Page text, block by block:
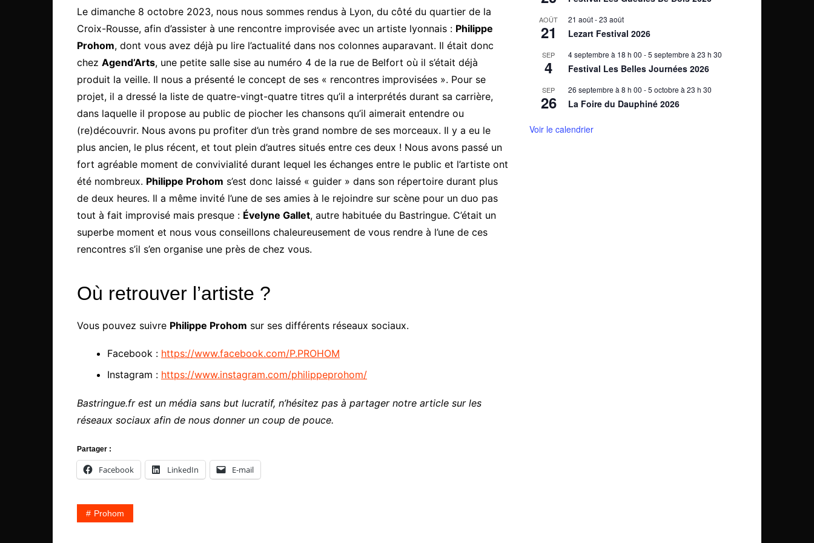
Le dimanche 8 octobre 2023, nous nous sommes rendus à Lyon, du côté du quartier de la
Croix-Rousse, afin d’assister à une rencontre improvisée avec un artiste lyonnais : Philippe
Prohom, dont vous avez déjà pu lire l’actualité dans nos colonnes auparavant. Il était donc
chez Agend’Arts, une petite salle sise au numéro 4 de la rue de Belfort où il s’était déjà
produit la veille. Il nous a présenté le concept de ses « rencontres improvisées ». Pour se
projet, il a dressé la liste de quatre-vingt-quatre titres qu’il a interprétés durant sa carrière,
dans laquelle il propose au public de piocher les chansons qu’il aimerait entendre ou
(re)découvrir. Nous avons pu profiter d’un très grand nombre de ses morceaux. Il y a eu le
plus ancien, le plus récent, et tout plein d’autres situés entre ces deux ! Nous avons passé un
fort agréable moment de convivialité durant lequel les échanges entre le public et l’artiste ont
été nombreux. Philippe Prohom s’est donc laissé « guider » dans son répertoire durant plus
de deux heures. Il a même invité l’une de ses amies à le rejoindre sur scène pour un duo pas
tout à fait improvisé mais presque : Évelyne Gallet, autre habituée du Bastringue. C’était un
superbe moment et nous vous conseillons chaleureusement de vous rendre à l’une de ces
rencontres s’il s’en organise une près de chez vous.
Où retrouver l’artiste ?
Vous pouvez suivre Philippe Prohom sur ses différents réseaux sociaux.
Facebook : https://www.facebook.com/P.PROHOM
Instagram : https://www.instagram.com/philippeprohom/
Bastringue.fr est un média sans but lucratif, n’hésitez pas à partager notre article sur les
réseaux sociaux afin de nous donner un coup de pouce.
Partager :
Facebook LinkedIn E-mail
Prohom
AOÛT
21
21 août-23 août
Lezart Festival 2026
SEP
4
4 septembre à 18 h 00 -5 septembre à 23 h 30
Festival Les Belles Journées 2026
SEP
26
26 septembre à 8 h 00 -5 octobre à 23 h 30
La Foire du Dauphiné 2026
Voir le calendrier